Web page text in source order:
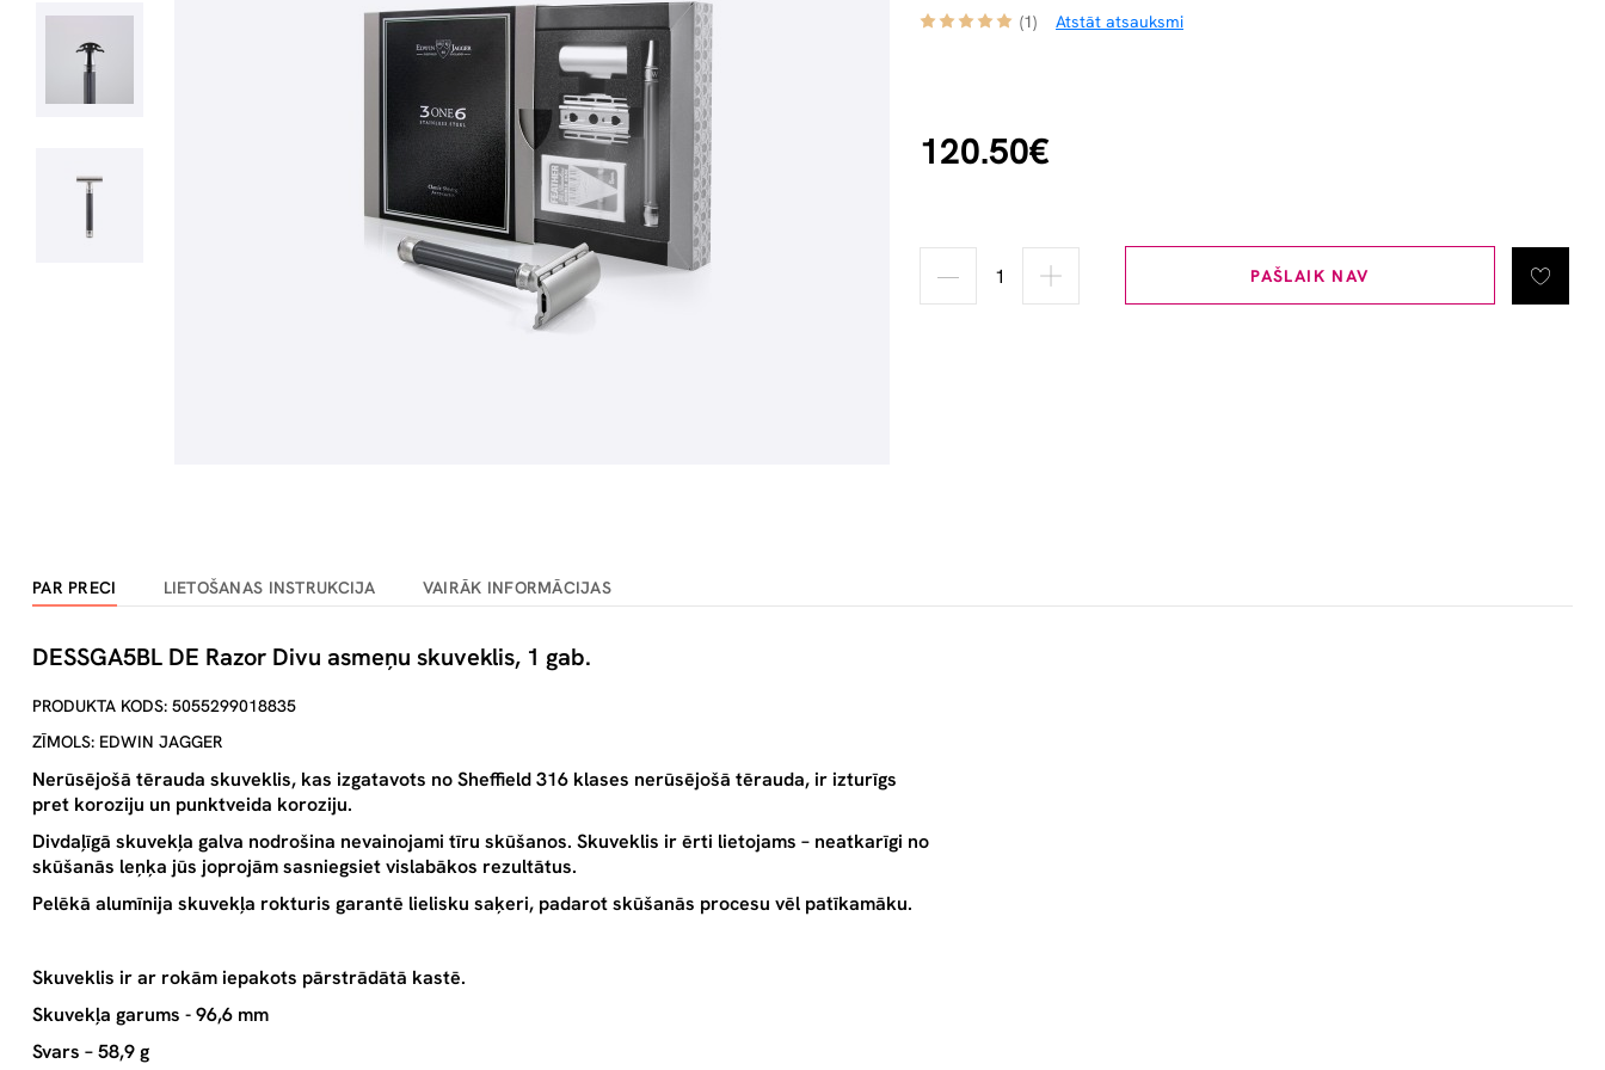
(1) Atstāt atsauksmi
120.50€
PAŠLAIK NAV
PAR PRECI LIETOŠANAS INSTRUKCIJA VAIRĀK INFORMĀCIJAS
DESSGA5BL DE Razor Divu asmeņu skuveklis, 1 gab.
PRODUKTA KODS: 5055299018835
ZĪMOLS: EDWIN JAGGER
Nerūsējošā tērauda skuveklis, kas izgatavots no Sheffield 316 klases nerūsējošā tērauda, ir izturīgs
pret koroziju un punktveida koroziju.
Divdaļīgā skuvekļa galva nodrošina nevainojami tīru skūšanos. Skuveklis ir ērti lietojams – neatkarīgi no
skūšanās leņķa jūs joprojām sasniegsiet vislabākos rezultātus.
Pelēkā alumīnija skuvekļa rokturis garantē lielisku saķeri, padarot skūšanās procesu vēl patīkamāku.
Skuveklis ir ar rokām iepakots pārstrādātā kastē.
Skuvekļa garums - 96,6 mm
Svars – 58,9 g